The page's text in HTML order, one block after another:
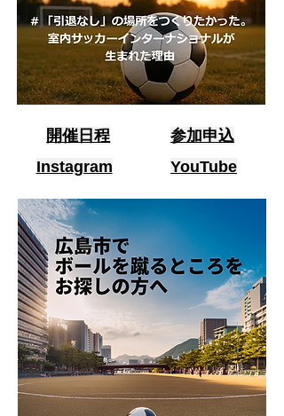
開催日程
参加申込
Instagram
YouTube